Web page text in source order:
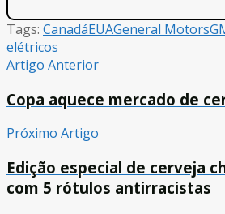
Tags: CanadáEUAGeneral Motors
elétricos
Artigo Anterior
Copa aquece mercado de
Próximo Artigo
Edição especial de cerveja
com 5 rótulos antirracistas